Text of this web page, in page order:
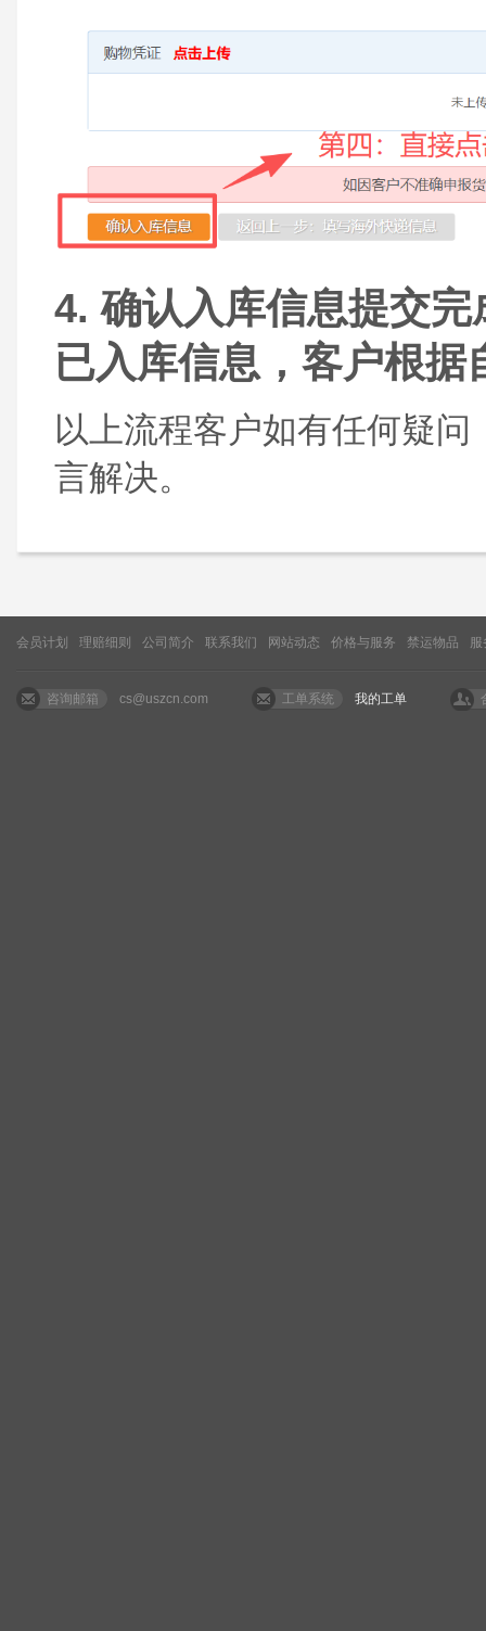
4. 确认入库信息提交
已入库信息，客户根
以上流程客户如有任何疑
言解决。
会员计划 理赔细则 公司简介 联系我们 网站动态 价格与服务 禁运物品
咨询邮箱 cs@uszcn.com 工单系统 我的工单